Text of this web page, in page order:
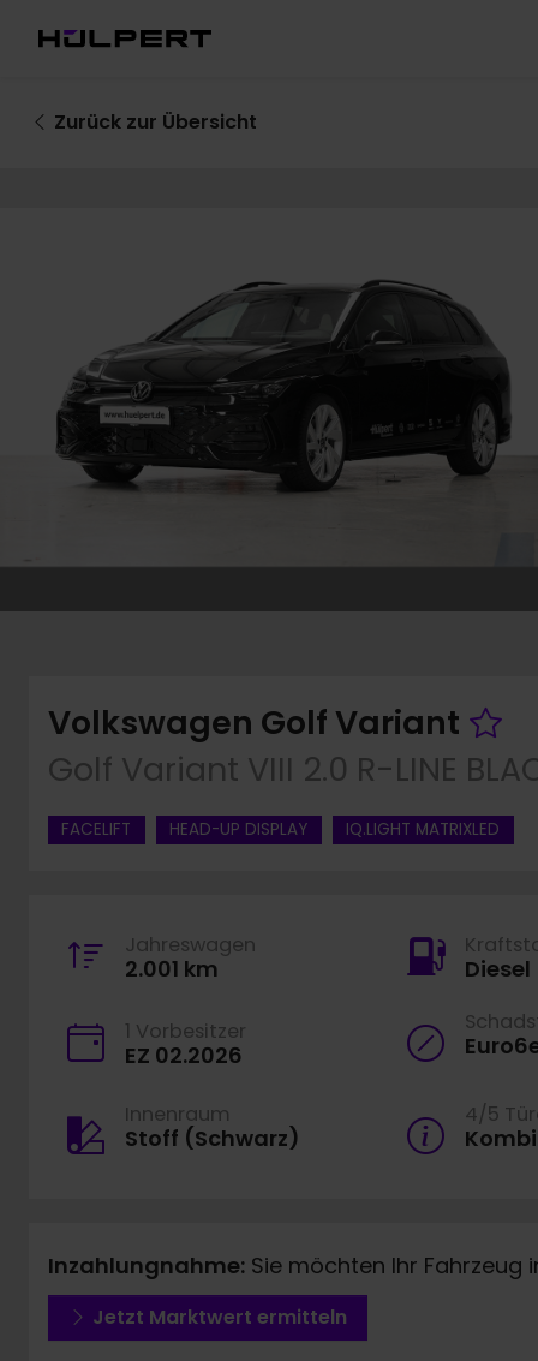
Zurück zur Übersicht
Volkswagen Golf Variant
Golf Variant VIII 2.0 R-LINE
FACELIFT HEAD-UP DISPLAY IQ.LIGHT MATRIXLED
Jahreswagen
2.001 km Diesel
1 Vorbesitzer
EZ 02.2026
Innenraum
Stoff (Schwarz)
4/5
Kombi
Inzahlungnahme: Sie möchten Ihr Fahrzeug
Jetzt Marktwert ermitteln